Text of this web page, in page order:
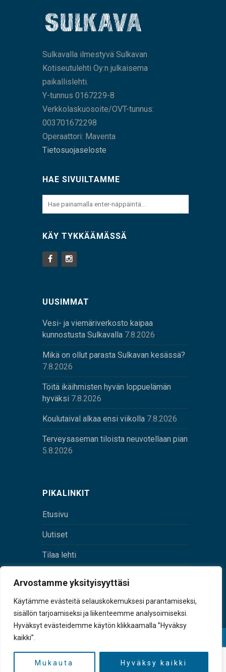
Arvostamme yksityisyyttäsi
Käytämme evästeitä selauskokemuksesi parantamiseksi,
sisällön tarjoamiseksi ja liikenteemme analysoimiseksi.
Hyväksyt evästeidemme käytön klikkaamalla ”Hyväksy
kaikki”.
Mukauta Hyväksy kaikki
Sulkavalla ilmestyvä Sulkavan
Kotiseutulehti Oy:n julkaisema
paikallislehti.
Y-tunnus 0167229-8
Verkkolaskuosoite/OVT-tunnus:
003701672298
Operaattori: Maventa
Tietosuojaseloste
HAE SIVUILTAMME
KÄY TYKKÄÄMÄSSÄ
UUSIMMAT
Vesi- ja viemäriverkosto kaipaa
kunnostusta Sulkavalla 7.8.2026
Mikä on ollut parasta Sulkavan kesässä?
7.8.2026
Töitä ikäihmisten hyvän loppuelämän
hyväksi 7.8.2026
Koulutaival alkaa ensi viikolla 7.8.2026
Terveysaseman tiloista neuvotellaan pian
5.8.2026
PIKALINKIT
Etusivu
Uutiset
Tilaa lehti
tunnus 0167229-8